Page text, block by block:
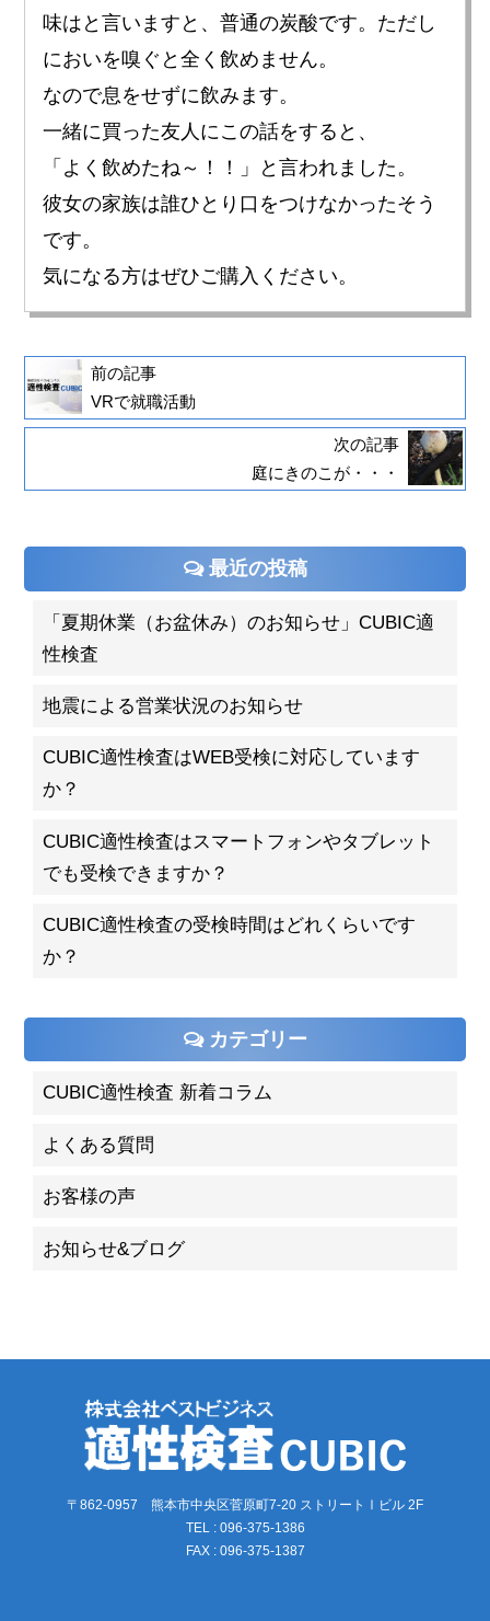
味はと言いますと、普通の炭酸です。ただし
においを嗅ぐと全く飲めません。
なので息をせずに飲みます。
一緒に買った友人にこの話をすると、
「よく飲めたね～！！」と言われました。
彼女の家族は誰ひとり口をつけなかったそう
です。
気になる方はぜひご購入ください。
前の記事
VRで就職活動
次の記事
庭にきのこが・・・
最近の投稿
「夏期休業（お盆休み）のお知らせ」CUBIC適
性検査
地震による営業状況のお知らせ
CUBIC適性検査はWEB受検に対応しています
か？
CUBIC適性検査はスマートフォンやタブレット
でも受検できますか？
CUBIC適性検査の受検時間はどれくらいです
か？
カテゴリー
CUBIC適性検査 新着コラム
よくある質問
お客様の声
お知らせ&ブログ
〒862-0957 熊本市中央区菅原町7-20 ストリートⅠビル 2F
TEL : 096-375-1386
FAX : 096-375-1387